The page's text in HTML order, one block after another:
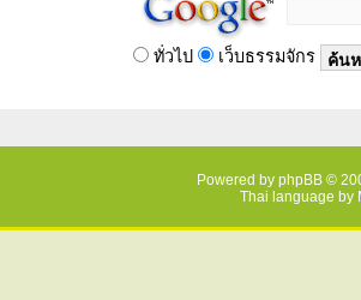
ทั่วไป เว็บธรรมจักร
Powered by phpBB ©
Thai language by